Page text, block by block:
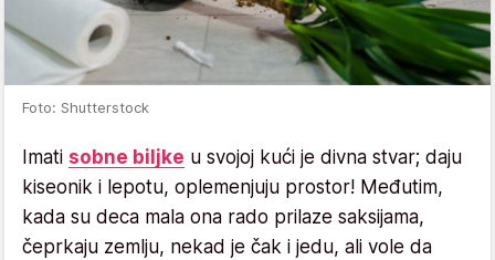
Foto: Shutterstock
Imati sobne biljke u svojoj kući je divna stvar; daju
kiseonik i lepotu, oplemenjuju prostor! Međutim,
kada su deca mala ona rado prilaze saksijama,
čeprkaju zemlju, nekad je čak i jedu, ali vole da